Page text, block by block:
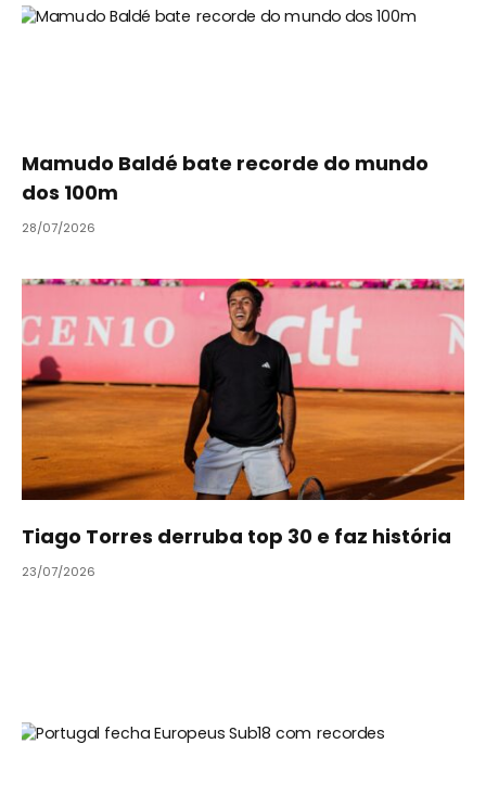
Mamudo Baldé bate recorde do mundo
dos 100m
28/07/2026
Tiago Torres derruba top 30 e faz história
23/07/2026